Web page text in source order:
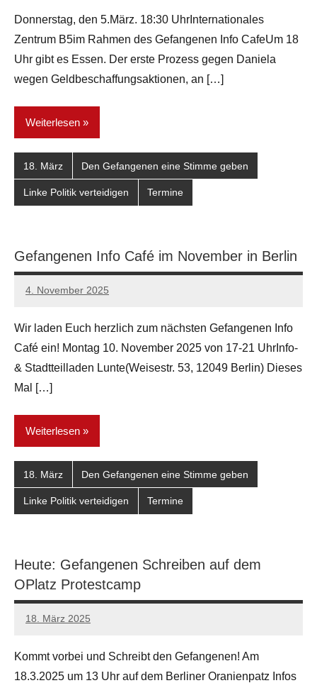
Donnerstag, den 5.März. 18:30 UhrInternationales
Zentrum B5im Rahmen des Gefangenen Info CafeUm 18
Uhr gibt es Essen. Der erste Prozess gegen Daniela
wegen Geldbeschaffungsaktionen, an […]
Weiterlesen
18. März Den Gefangenen eine Stimme geben
Linke Politik verteidigen Termine
Gefangenen Info Café im November in Berlin
4. November 2025
network
Wir laden Euch herzlich zum nächsten Gefangenen Info
Café ein! Montag 10. November 2025 von 17-21 UhrInfo-
& Stadtteilladen Lunte(Weisestr. 53, 12049 Berlin) Dieses
Mal […]
Weiterlesen
18. März Den Gefangenen eine Stimme geben
Linke Politik verteidigen Termine
Heute: Gefangenen Schreiben auf dem
OPlatz Protestcamp
18. März 2025
network
Kommt vorbei und Schreibt den Gefangenen! Am
18.3.2025 um 13 Uhr auf dem Berliner Oranienpatz Infos